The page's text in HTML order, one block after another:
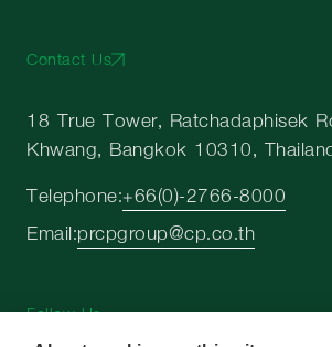
Contact Us
18 True Tower, Ratchadaphisek
Khwang, Bangkok 10310,
Telephone:+66(0)-2766-8000
Email:prcpgroup@cp.co.th
Follow Us